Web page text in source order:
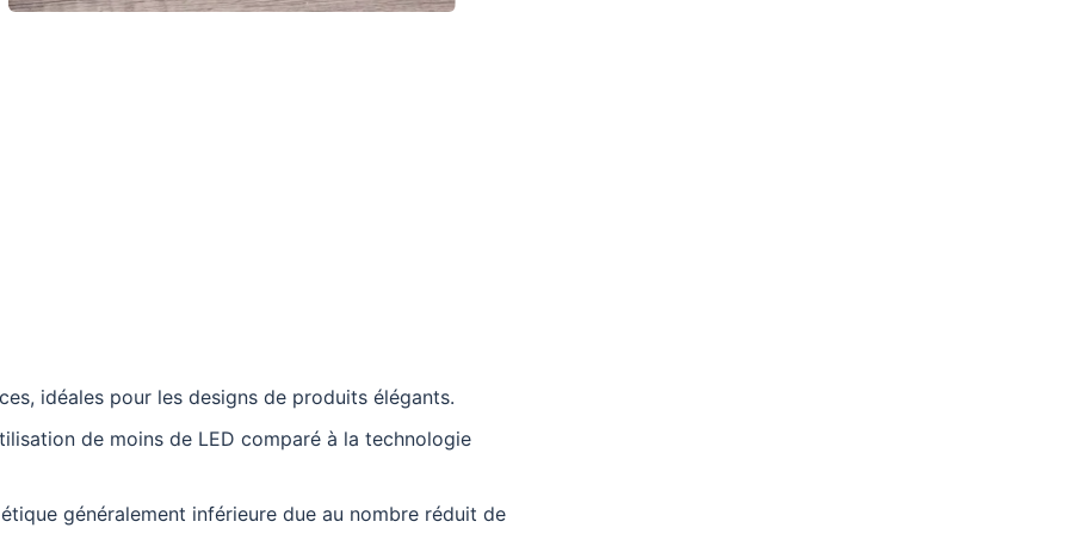
idéales pour les designs de produits élégants.
de moins de LED comparé à la technologie
généralement inférieure due au nombre réduit de